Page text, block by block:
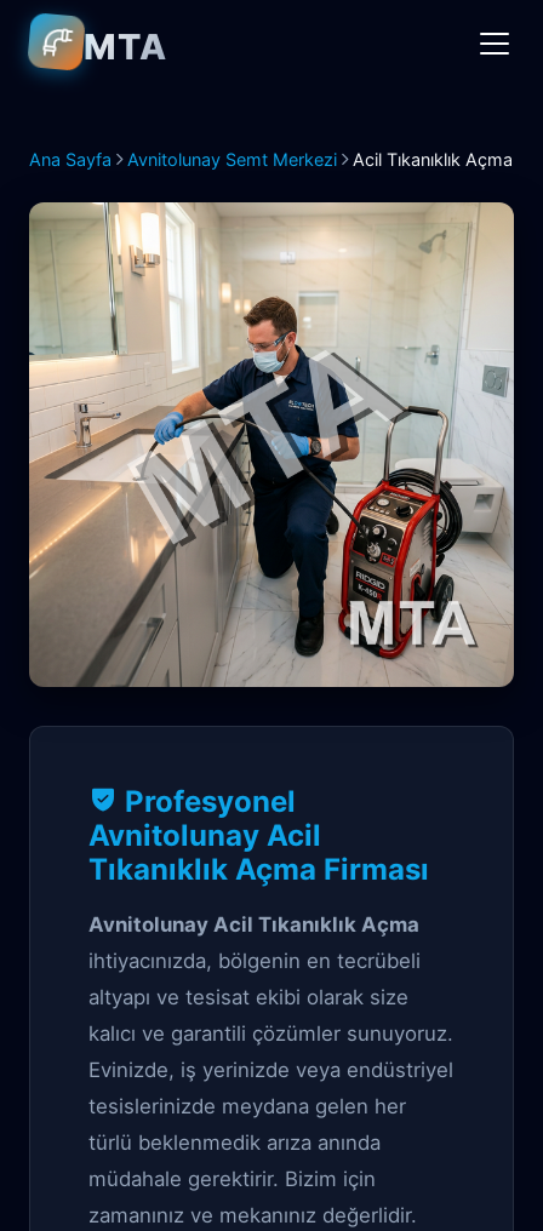
MTA
Ana Sayfa Avnitolunay Semt Merkezi Acil Tıkanıklık Açma
Avnitolunay Acil
Tıkanıklık Açma
Profesyonel
Avnitolunay Acil
Tıkanıklık Açma Firması
Avnitolunay Acil Tıkanıklık Açma
ihtiyacınızda, bölgenin en tecrübeli
altyapı ve tesisat ekibi olarak size
kalıcı ve garantili çözümler sunuyoruz.
Evinizde, iş yerinizde veya endüstriyel
tesislerinizde meydana gelen her
türlü beklenmedik arıza anında
müdahale gerektirir. Bizim için
zamanınız ve mekanınız değerlidir.